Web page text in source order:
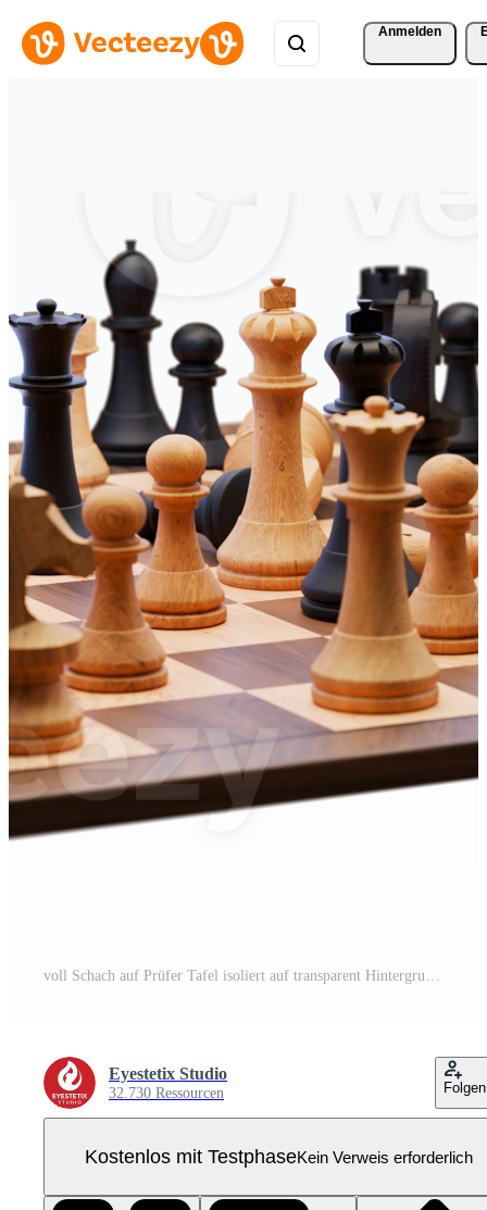
Anmelden
voll Schach auf Prüfer Tafel isoliert auf transparent Hintergrund Pro PNG
Eyestetix Studio
32.730 Ressourcen Folgen
Kostenlos mit TestphaseKein Verweis erforderlich